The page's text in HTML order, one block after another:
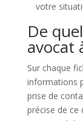
votre
De
avocat
Sur chaque
informations
prise de
précise de ce